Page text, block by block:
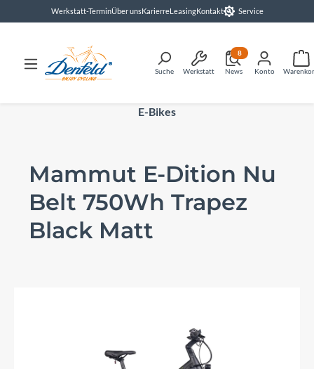
springenWerkstatt-TerminÜber unsKarierreLeasingKontakt Service
Suche Werkstatt News
8
Konto
E-Bikes
Mammut E-Dition Nu
Belt 750Wh Trapez
Black Matt